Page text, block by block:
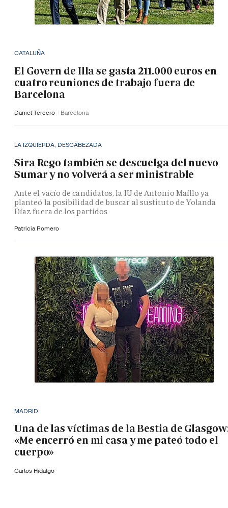
CATALUÑA
El Govern de Illa se gasta 211.000 euros en
cuatro reuniones de trabajo fuera de
Barcelona
Daniel Tercero Barcelona
LA IZQUIERDA, DESCABEZADA
Sira Rego también se descuelga del nuevo
Sumar y no volverá a ser ministrable
Ante el vacío de candidatos, la IU de Antonio Maíllo ya
planteó la posibilidad de buscar al sustituto de Yolanda
Díaz fuera de los partidos
Patricia Romero
MADRID
Una de las víctimas de la Bestia de
«Me encerró en mi casa y me pateó todo el
cuerpo»
Carlos Hidalgo